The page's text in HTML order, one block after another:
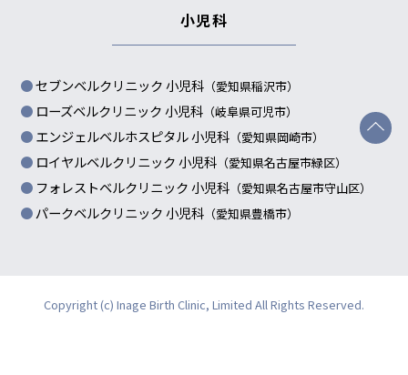
小児科
セブンベルクリニック 小児科 （愛知県稲沢市）
ローズベルクリニック 小児科 （岐阜県可児市）
エンジェルベルホスピタル 小児科 （愛知県岡崎市）
ロイヤルベルクリニック 小児科 （愛知県名古屋市緑区）
フォレストベルクリニック 小児科 （愛知県名古屋市守山区）
パークベルクリニック 小児科 （愛知県豊橋市）
Copyright (c) Inage Birth Clinic, Limited All Rights Reserved.